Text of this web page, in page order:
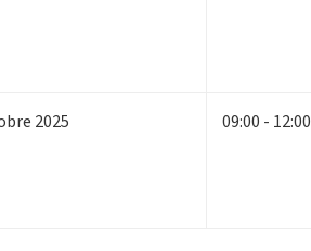
2025 09:00 - 12:00